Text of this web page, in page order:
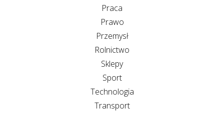
Praca
Prawo
Przemysł
Rolnictwo
Sklepy
Sport
Technologia
Transport